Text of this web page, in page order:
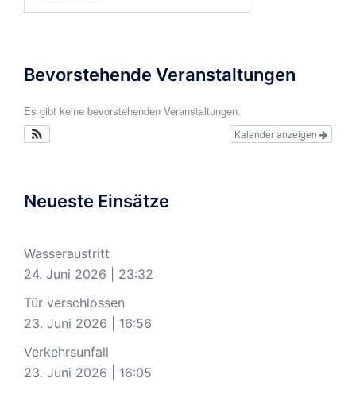
Bevorstehende Veranstaltungen
Es gibt keine bevorstehenden Veranstaltungen.
Kalender anzeigen
Neueste Einsätze
Wasseraustritt
24. Juni 2026
23:32
Tür verschlossen
23. Juni 2026
16:56
Verkehrsunfall
23. Juni 2026
16:05